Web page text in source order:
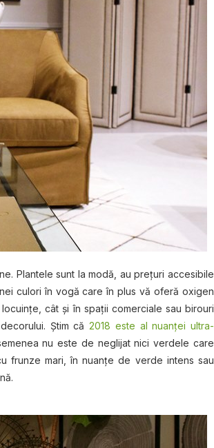
Plantele sunt la modă, au prețuri accesibile
culori în vogă care în plus vă oferă oxigen
cât şi în spaţii comerciale sau birouri
Ştim că2018 este al nuanţei ultra-
nu este de neglijat nici verdele care
frunze mari, în nuanţe de verde intens sau